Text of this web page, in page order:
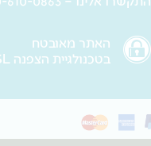
האתר מאובטח
בטכנולגיית הצפנה SSL